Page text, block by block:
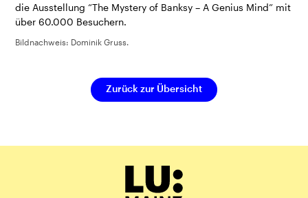
die Ausstellung “The Mystery of Banksy – A Genius Mind” mit
über 60.000 Besuchern.
Bildnachweis: Dominik Gruss.
Zurück zur Übersicht